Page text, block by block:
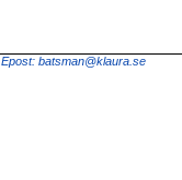
Epost: batsman@klaura.se